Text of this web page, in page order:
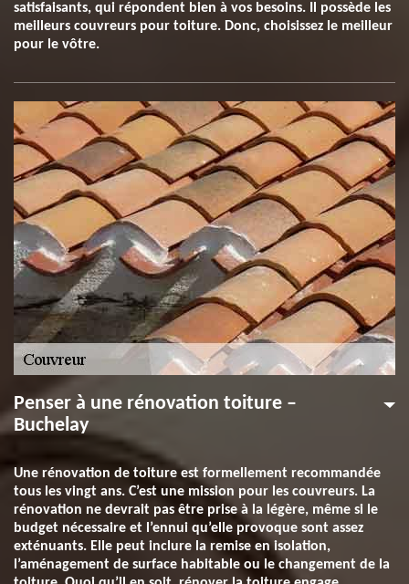
satisfaisants, qui répondent bien à vos besoins. Il possède les
meilleurs couvreurs pour toiture. Donc, choisissez le meilleur
pour le vôtre.
Penser à une rénovation toiture –
Buchelay
Une rénovation de toiture est formellement recommandée
tous les vingt ans. C’est une mission pour les couvreurs. La
rénovation ne devrait pas être prise à la légère, même si le
budget nécessaire et l’ennui qu’elle provoque sont assez
exténuants. Elle peut inclure la remise en isolation,
l’aménagement de surface habitable ou le changement de la